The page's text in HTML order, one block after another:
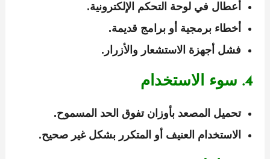
أعطال في لوحة التحكم الإلكترونية.
أخطاء برمجية أو برامج قديمة.
فشل أجهزة الاستشعار والأزرار.
4. سوء الاستخدام
تحميل المصعد بأوزان تفوق الحد المسموح.
الاستخدام العنيف أو المتكرر بشكل غير صحيح.